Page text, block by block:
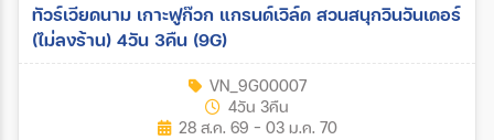
ทัวร์เวียดนาม เกาะฟูก๊วก แกรนด์เวิล์ด สวนสนุกวินวันเดอร์
(ไม่ลงร้าน) 4วัน 3คืน (9G)
VN_9G00007
4วัน 3คืน
28 ส.ค. 69 - 03 ม.ค. 70